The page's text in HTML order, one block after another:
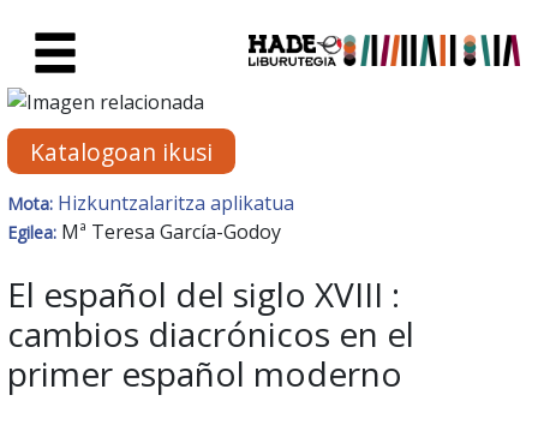
Eskuratu berriak Fitxa -
Katalogoan ikusi
Mota: Hizkuntzalaritza aplikatua
Egilea: Mª Teresa García-Godoy
El español del siglo XVIII :
cambios diacrónicos en el
primer español moderno